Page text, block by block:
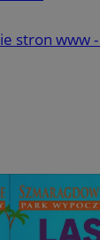
stron www